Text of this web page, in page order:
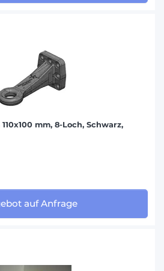
mm, 8-Loch, Schwarz,
auf Anfrage